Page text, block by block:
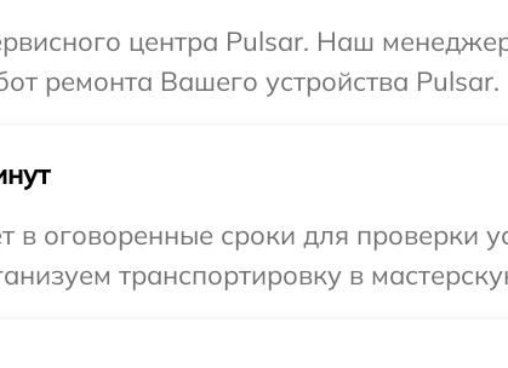
центра Pulsar. Наш
ремонта Вашего устройства Pulsar.
оговоренные сроки для проверки
транспортировку в